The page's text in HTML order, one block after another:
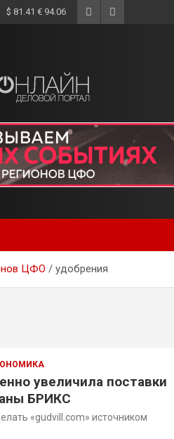
$ 81.41 € 94.06
ЦФО удобрения
увеличила поставки
БРИКС
«gudvill.com» источником